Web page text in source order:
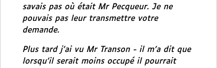
savais pas où était Mr Pecqueur. Je ne
pouvais pas leur transmettre votre
demande.
Plus tard j’ai vu Mr Transon - il m’a dit que
lorsqu’il serait moins occupé il pourrait